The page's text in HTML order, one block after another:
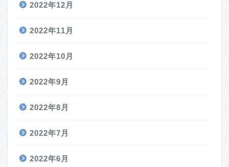
2022年12月
2022年11月
2022年10月
2022年9月
2022年8月
2022年7月
2022年6月